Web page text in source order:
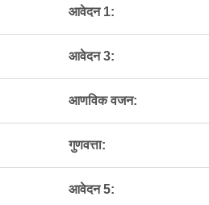
आवेदन 1:
आवेदन 3:
आणविक वजन:
गुणवत्ता:
आवेदन 5: